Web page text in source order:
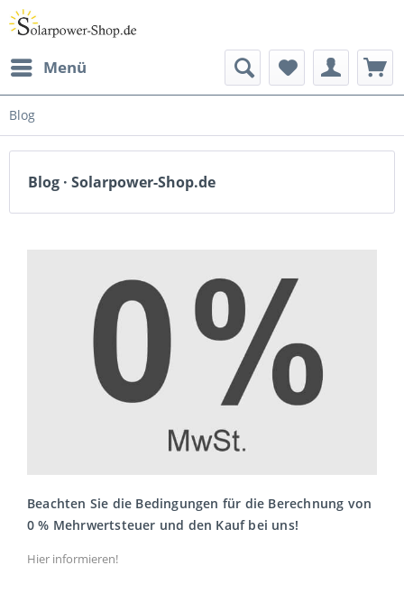
Menü
Blog
Blog · Solarpower-Shop.de
Beachten Sie die Bedingungen für die Berechnung von
0 % Mehrwertsteuer und den Kauf bei uns!
Hier informieren!